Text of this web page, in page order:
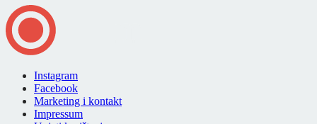
Instagram
Facebook
Marketing i kontakt
Impressum